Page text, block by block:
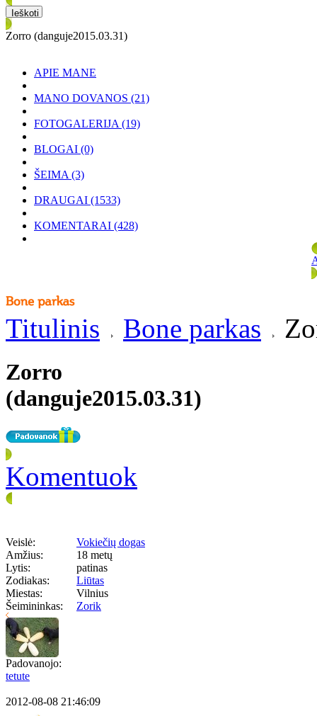
Zorro (danguje2015.03.31)
APIE MANE
MANO DOVANOS (21)
FOTOGALERIJA (19)
BLOGAI (0)
ŠEIMA (3)
DRAUGAI (1533)
KOMENTARAI (428)
Titulinis Bone parkas
Zorro
(danguje2015.03.31)
Komentuok
Veislė:
Vokiečių dogas
Amžius:
18 metų
Lytis:
patinas
Zodiakas:
Liūtas
Miestas:
Vilnius
Šeimininkas:
Zorik
Padovanojo:
tetute
2012-08-08 21:46:09